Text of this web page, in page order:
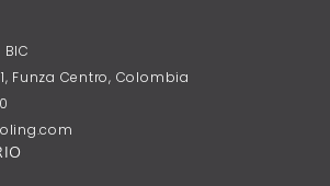
BIC
Funza Centro, Colombia